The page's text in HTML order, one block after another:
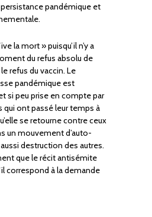
pandémique et
la mort » puisqu’il n’y a
du refus absolu de
refus du vaccin. Le
pandémique est
si peu prise en compte par
qui ont passé leur temps à
se retourne contre ceux
un mouvement d’auto-
destruction des autres.
que le récit antisémite
correspond à la demande